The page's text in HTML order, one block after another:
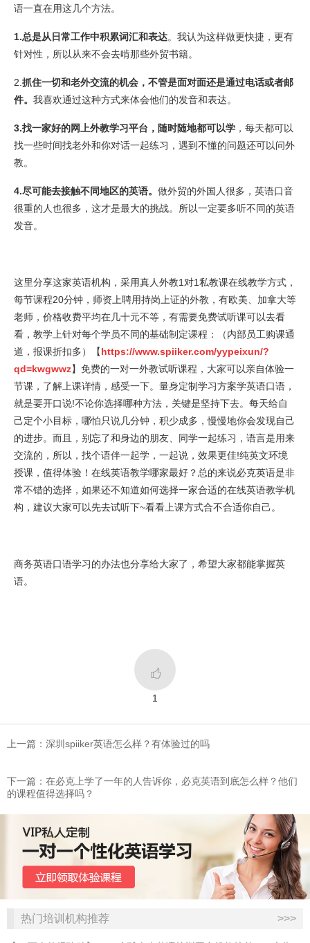
语一直在用这几个方法。
1.总是从日常工作中积累词汇和表达。我认为这样做更快捷，更有
针对性，所以从来不会去啃那些外贸书籍。
2. 抓住一切和老外交流的机会，不管是面对面还是通过电话或者邮
件。 我喜欢通过这种方式来体会他们的发音和表达。
3.找一家好的网上外教学习平台，随时随地都可以学 ，每天都可以
找一些时间找老外和你对话一起练习，遇到不懂的问题还可以问外
教。
4.尽可能去接触不同地区的英语。 做外贸的外国人很多，英语口音
很重的人也很多，这才是最大的挑战。所以一定要多听不同的英语
发音。
这里分享这家英语机构，采用真人外教1对1私教课在线教学方式，
每节课程20分钟，师资上聘用持岗上证的外教，有欧美、加拿大等
老师，价格收费平均在几十元不等，有需要免费试听课可以去看
看，教学上针对每个学员不同的基础制定课程：（内部员工购课通
道，报课折扣多）【https://www.spiiker.com/yypeixun/?
qd=kwgwwz】免费的一对一外教试听课程，大家可以亲自体验一
节课，了解上课详情，感受一下。量身定制学习方案学英语口语，
就是要开口说!不论你选择哪种方法，关键是坚持下去。每天给自
己定个小目标，哪怕只说几分钟，积少成多，慢慢地你会发现自己
的进步。而且，别忘了和身边的朋友、同学一起练习，语言是用来
交流的，所以，找个语伴一起学，一起说，效果更佳!纯英文环境
授课，值得体验！在线英语教学哪家最好？总的来说必克英语是非
常不错的选择，如果还不知道如何选择一家合适的在线英语教学机
构，建议大家可以先去试听下~看看上课方式合不合适你自己。
商务英语口语学习的办法也分享给大家了，希望大家都能掌握英
语。

1
上一篇：深圳spiiker英语怎么样？有体验过的吗
下一篇：在必克上学了一年的人告诉你，必克英语到底怎么样？他们
的课程值得选择吗？
热门培训机构推荐 >>>